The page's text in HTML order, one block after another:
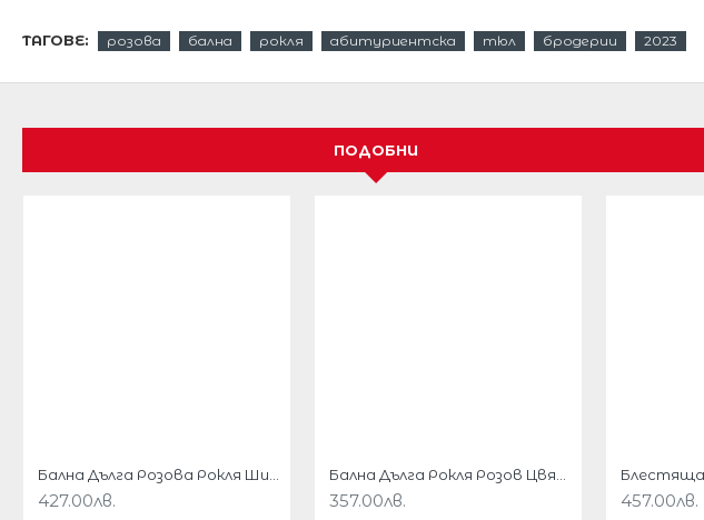
Безупречен избор за сватбени гости, кръщенета, абитуриентски балове
Изработена от тюл мрежа с бродерии и декорации от пайети.
Секси бюстие.
Размери :
ТАГОВЕ: розова бална рокля абитуриентска тюл бродерии 2023
ПОДОБНИ
427.00лв. 357.00лв. 457.00лв.